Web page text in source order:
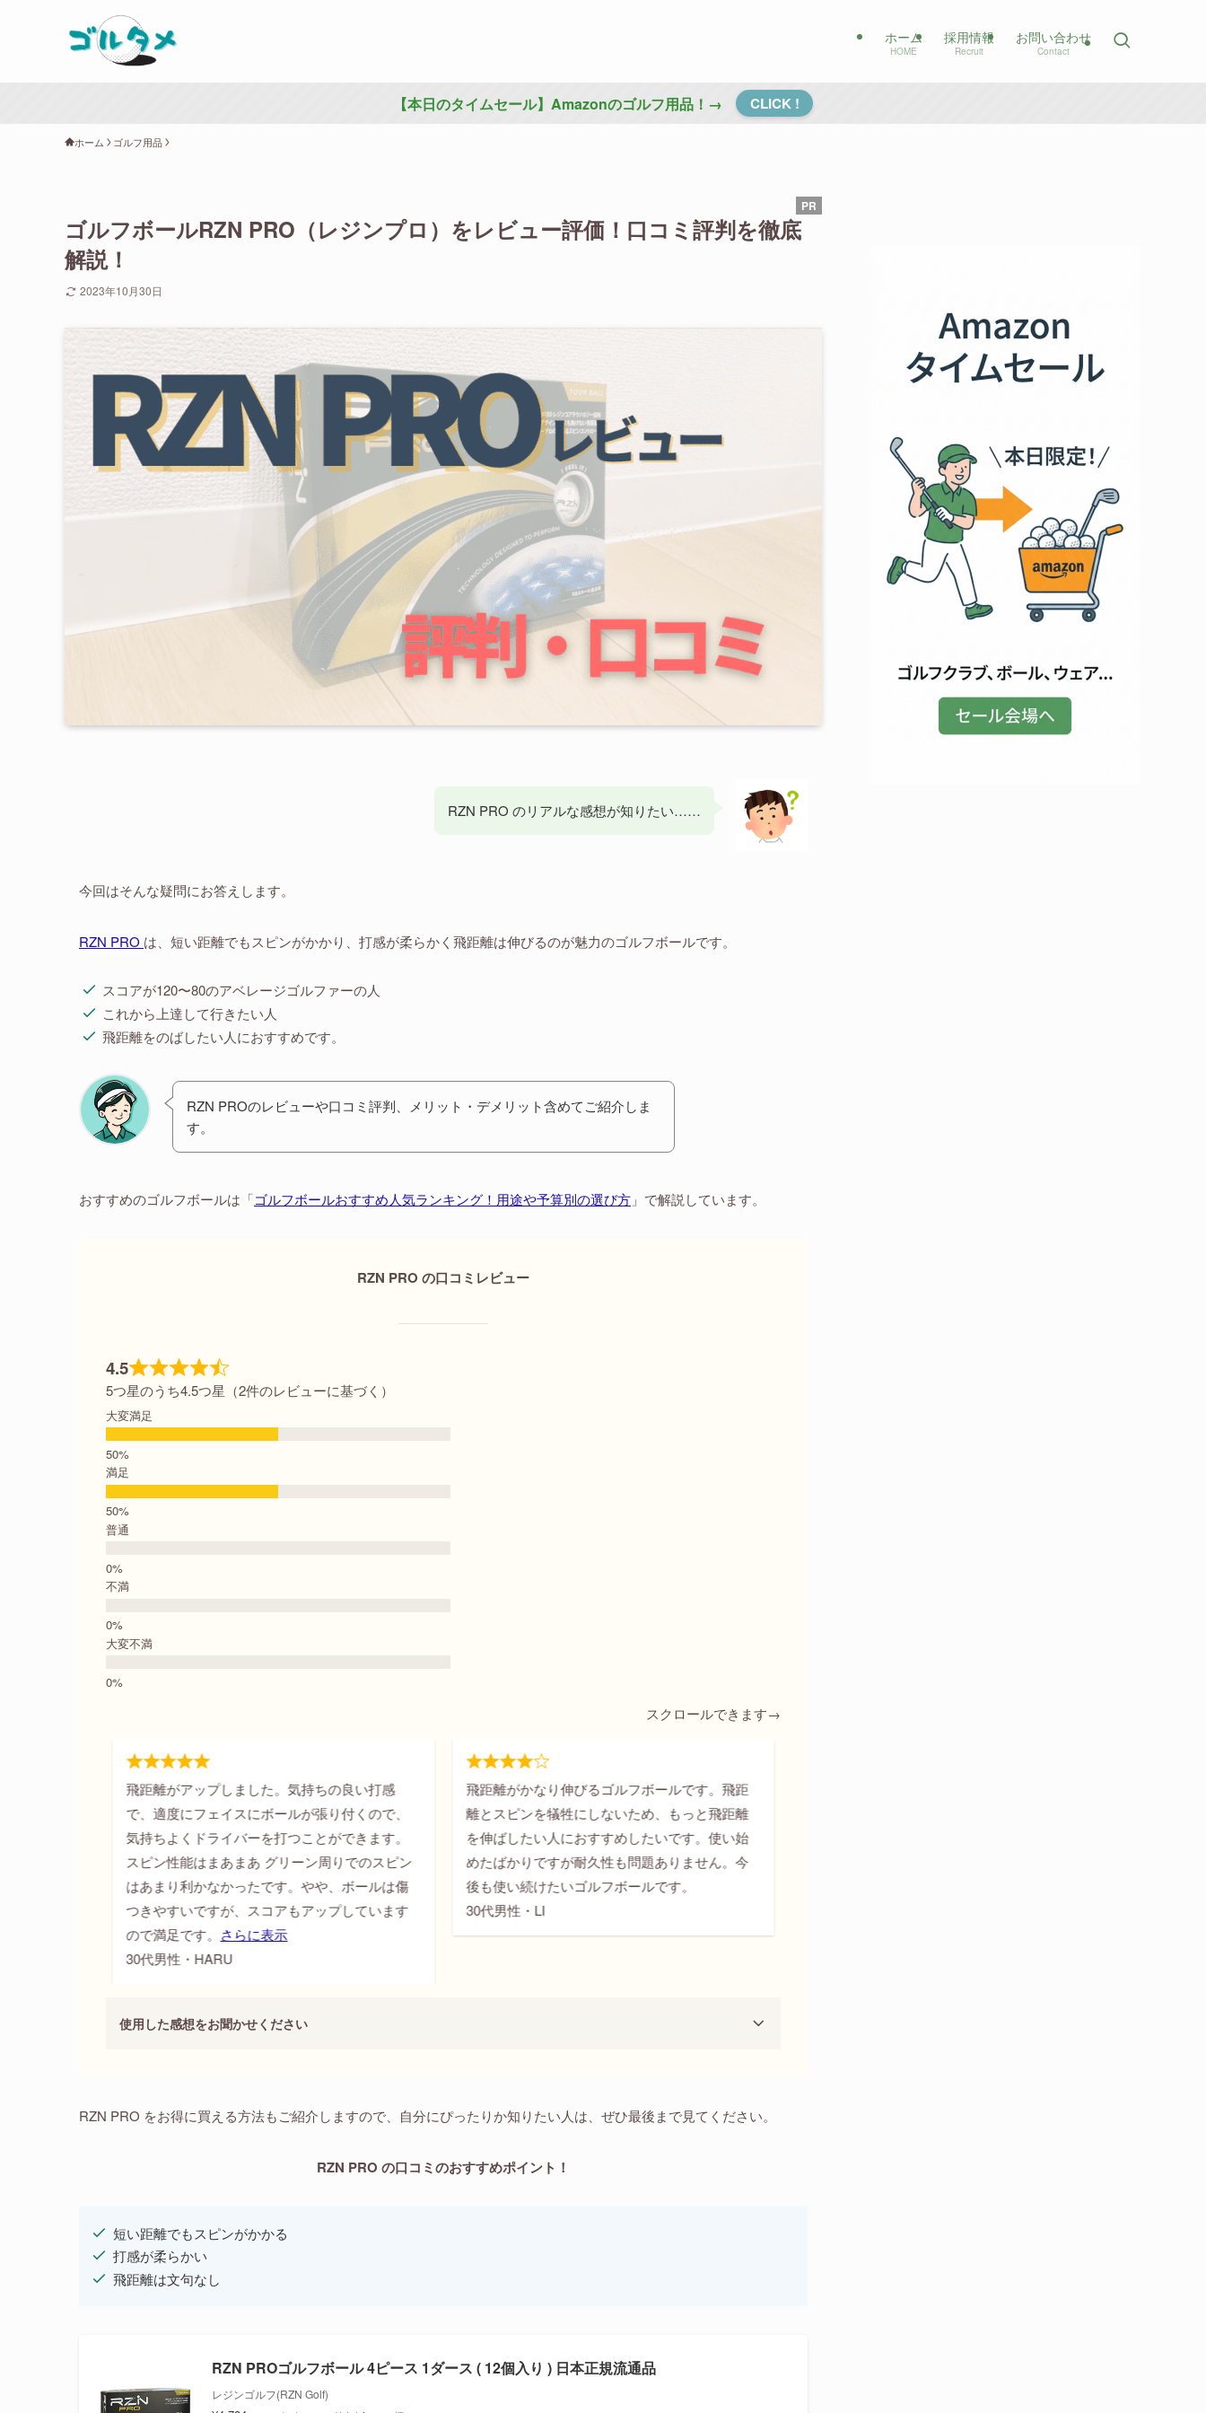
ホーム
HOME
採用情報
Recruit
お問い合わせ
Contact
【本日のタイムセール】Amazonのゴルフ用品！→ CLICK !
ホーム ゴルフ用品
ゴルフボールRZN PRO（レジンプロ）をレビュー評価！口コミ評判を徹底
解説！
2023年10月30日
RZN PRO のリアルな感想が知りたい……
今回はそんな疑問にお答えします。
RZN PRO は、短い距離でもスピンがかかり、打感が柔らかく飛距離は伸びるのが魅力のゴルフボールです。
スコアが120〜80のアベレージゴルファーの人
これから上達して行きたい人
飛距離をのばしたい人におすすめです。
RZN PROのレビューや口コミ評判、メリット・デメリット含めてご紹介しま
す。
おすすめのゴルフボールは「ゴルフボールおすすめ人気ランキング！用途や予算別の選び方 」で解説しています。
RZN PRO の口コミレビュー
4.5
5つ星のうち4.5つ星（2件のレビューに基づく）
大変満足
満足
普通
不満
大変不満
スクロールできます→
飛距離がかなり伸びるゴルフボールです。飛距
離とスピンを犠牲にしないため、もっと飛距離
を伸ばしたい人におすすめしたいです。使い始
めたばかりですが耐久性も問題ありません。今
後も使い続けたいゴルフボールです。
30代男性・LI
飛距離がアップしました。気持ちの良い打感
で、適度にフェイスにボールが張り付くので、
気持ちよくドライバーを打つことができます。
スピン性能はまあまあ グリーン周りでのスピン
はあまり利かなかったです。やや、ボールは傷
つきやすいですが、スコアも
ので満足です。さらに表示
使用した感想をお聞かせください
RZN PRO をお得に買える方法もご紹介しますので、自分にぴったりか知りたい人は、ぜひ最後まで見てください。
RZN PRO の口コミのおすすめポイント！
短い距離でもスピンがかかる
打感が柔らかい
飛距離は文句なし
RZN PROゴルフボール 4ピース 1ダース ( 12個入り ) 日本正規流通品
レジンゴルフ(RZN Golf)